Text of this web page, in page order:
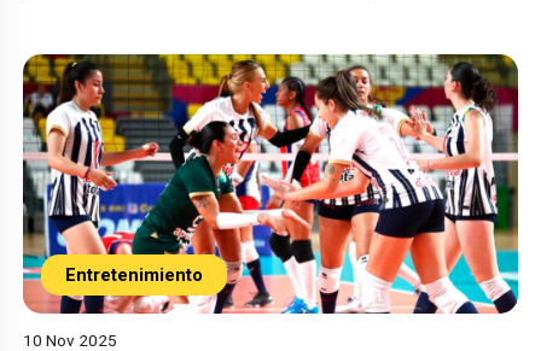
Entretenimiento
10 Nov 2025